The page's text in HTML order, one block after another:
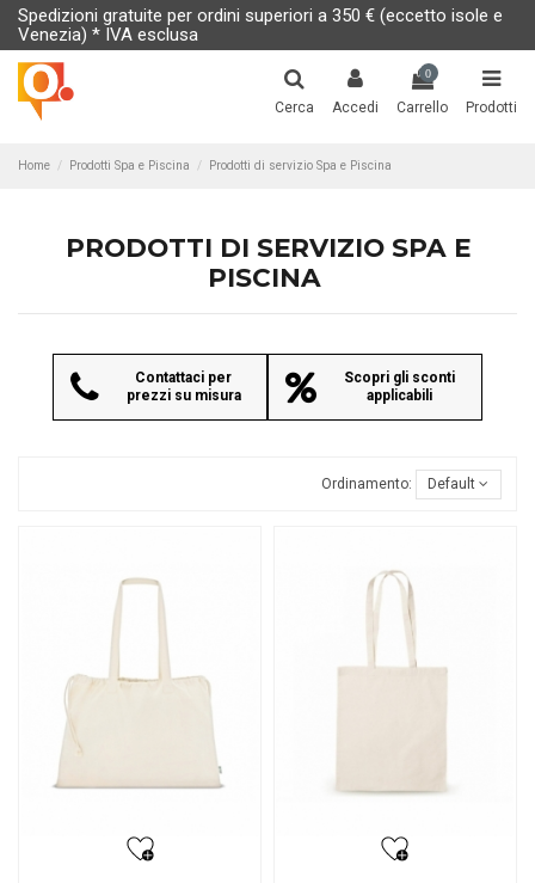
Spedizioni gratuite per ordini superiori a 350 € (eccetto isole e
Venezia) * IVA esclusa
Cerca Accedi
0
Carrello Prodotti
Home Prodotti Spa e Piscina Prodotti di servizio Spa e Piscina
PRODOTTI DI SERVIZIO SPA E
PISCINA
Contattaci per
prezzi su misura
Scopri gli sconti
applicabili
Ordinamento: Default